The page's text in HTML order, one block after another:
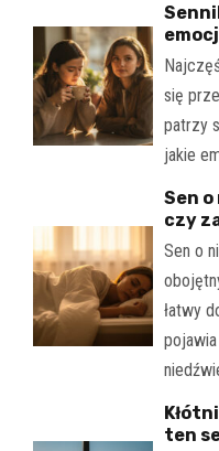
się
patrzy
jakie
Sen o
czy
Sen o
łatwy
ten